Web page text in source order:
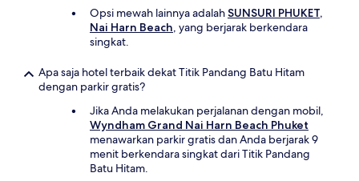
Opsi mewah lainnya adalahSUNSURI PHUKET,
Nai Harn Beach, yang berjarak berkendara
singkat.
Apa saja hotel terbaik dekat Titik Pandang Batu Hitam
dengan parkir gratis?
Jika Anda melakukan perjalanan dengan mobil,
Wyndham Grand Nai Harn Beach Phuket
menawarkan parkir gratis dan Anda berjarak 9
menit berkendara singkat dari Titik Pandang
Batu Hitam.